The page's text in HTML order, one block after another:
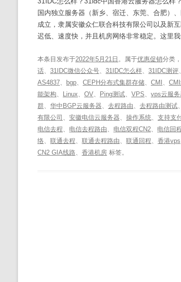
国内独立服务器（新乡、宿迁、东莞、合肥）
成立，隶属安徽众仁联合科技有限公司以及新
迟低、速度快，并且机房网络非常稳定。这里
本条目发布于2022年5月21日 。属于优惠促销分类
话、 31IDC微信公众号、 31IDC怎么样、 31IDC测评、
AS4837、 bgp、 CEPH分布式集群存储、 CMI 、
能架构、 Linux、 OV、 Ping测试、 VPS、 vps云服务
群、 华中BGP云服务器、 去程路由、 去程路由测试、
有限公司 、 安徽电信云服务器、 操作系统、 支持支
电信去程、 电信去程路由、 电信双程CN2、 电信回
络、 联通去程、 联通去程路由、 联通回程、 香港vps
CN2 GIA线路、 香港机房 标签。